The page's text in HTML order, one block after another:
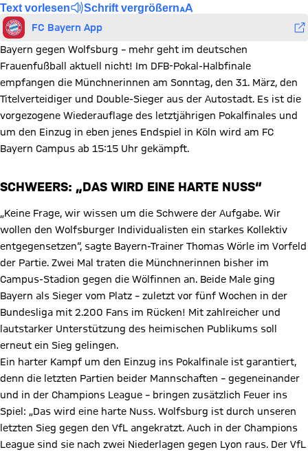
Text vorlesen Schrift vergrößern
FC Bayern App
Bayern gegen Wolfsburg – mehr geht im deutschen
Frauenfußball aktuell nicht! Im DFB-Pokal-Halbfinale
empfangen die Münchnerinnen am Sonntag, den 31. März, den
Titelverteidiger und Double-Sieger aus der Autostadt. Es ist die
vorgezogene Wiederauflage des letztjährigen Pokalfinales und
um den Einzug in eben jenes Endspiel in Köln wird am FC
Bayern Campus ab 15:15 Uhr gekämpft.
SCHWEERS: „DAS WIRD EINE HARTE NUSS“
„Keine Frage, wir wissen um die Schwere der Aufgabe. Wir
wollen den Wolfsburger Individualisten ein starkes Kollektiv
entgegensetzen“, sagte Bayern-Trainer Thomas Wörle im Vorfeld
der Partie. Zwei Mal traten die Münchnerinnen bisher im
Campus-Stadion gegen die Wölfinnen an. Beide Male ging
Bayern als Sieger vom Platz – zuletzt vor fünf Wochen in der
Bundesliga mit 2.200 Fans im Rücken! Mit zahlreicher und
lautstarker Unterstützung des heimischen Publikums soll
erneut ein Sieg gelingen.
Ein harter Kampf um den Einzug ins Pokalfinale ist garantiert,
denn die letzten Partien beider Mannschaften – gegeneinander
und in der Champions League – bringen zusätzlich Feuer ins
Spiel: „Das wird eine harte Nuss. Wolfsburg ist durch unseren
letzten Sieg gegen den VfL angekratzt. Auch in der Champions
League sind sie nach zwei Niederlagen gegen Lyon raus. Der VfL